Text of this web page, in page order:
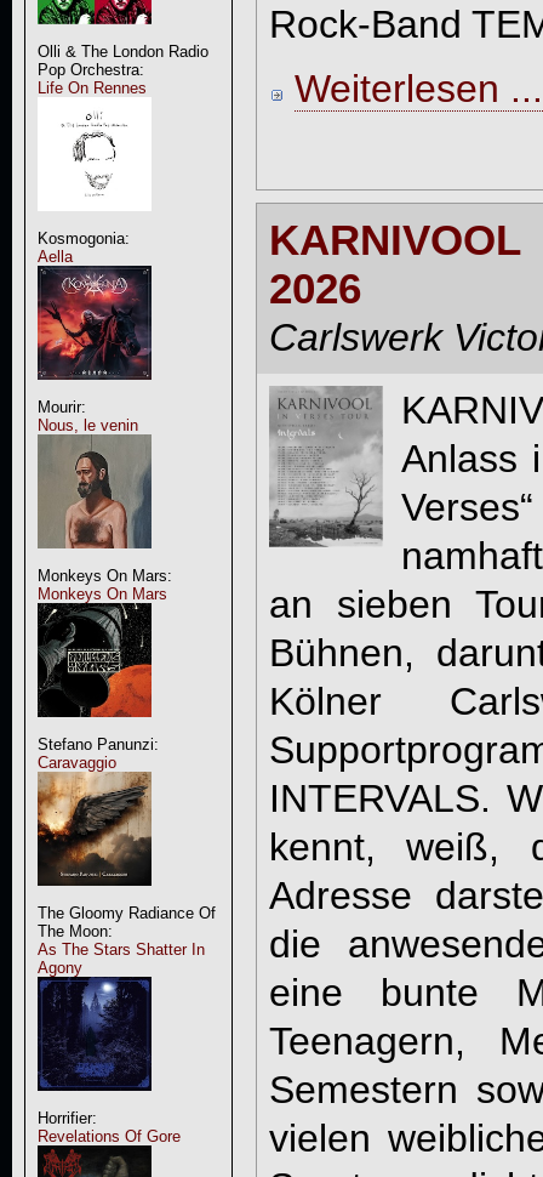
Olli & The London Radio
Pop Orchestra:
Life On Rennes
Kosmogonia:
Aella
Mourir:
Nous, le venin
Monkeys On Mars:
Monkeys On Mars
Stefano Panunzi:
Caravaggio
The Gloomy Radiance Of
The Moon:
As The Stars Shatter In
Agony
Horrifier:
Revelations Of Gore
Rock-Band
Weiterlesen ...
2026
Carlswerk
Anlass
an sieben
Bühnen,
Kölner
INTERVALS.
kennt, weiß,
Adresse
die
eine bunte
Teenagern,
Semestern
vielen